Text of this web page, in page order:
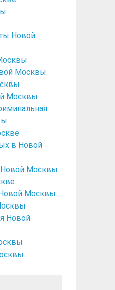
Новой
Москвы
Москвы
в Новой
Новой Москвы
Москвы
Новой